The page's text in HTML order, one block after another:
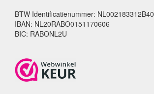
BTW Identificatienummer: NL002183312B40
IBAN: NL20RABO0151170606
BIC: RABONL2U